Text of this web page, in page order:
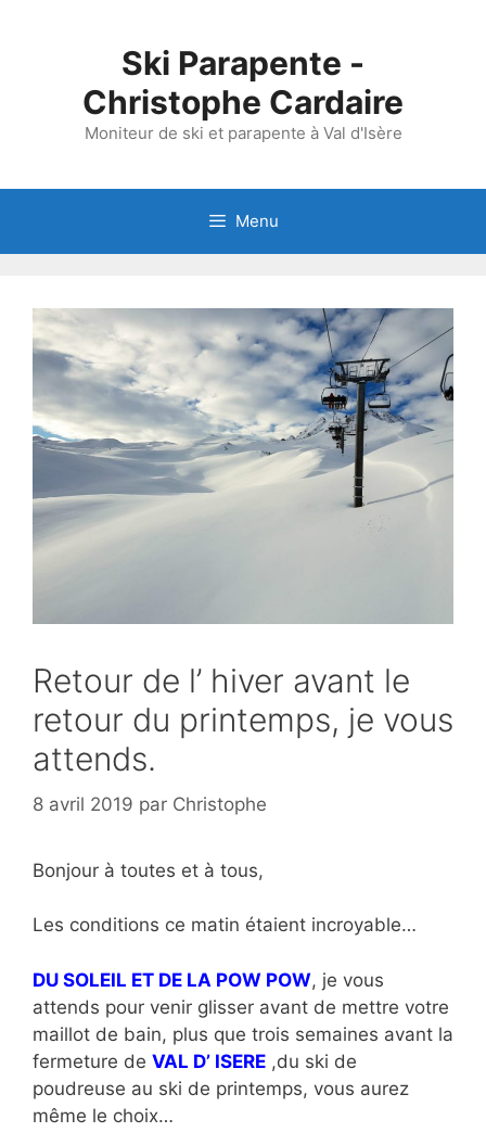
Ski Parapente -
Christophe Cardaire
Moniteur de ski et parapente à Val d'Isère
Menu
Retour de l’ hiver avant le
retour du printemps, je vous
attends.
8 avril 2019 par Christophe
Bonjour à toutes et à tous,
Les conditions ce matin étaient incroyable…
DU SOLEIL ET DE LA POW POW, je vous
attends pour venir glisser avant de mettre votre
maillot de bain, plus que trois semaines avant la
fermeture de VAL D’ ISERE ,du ski de
poudreuse au ski de printemps, vous aurez
même le choix…